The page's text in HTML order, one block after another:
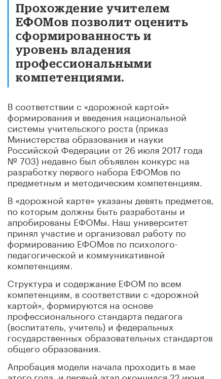
Прохождение учителем
ЕФОМов позволит оценить
сформированность и
уровень владения
профессиональными
компетенциями.
В соответствии с «дорожной картой»
формирования и введения национальной
системы учительского роста (приказ
Министерства образования и науки
Российской Федерации от 26 июля 2017 года
№ 703) недавно был объявлен конкурс на
разработку первого набора ЕФОМов по
предметным и методическим компетенциям.
В «дорожной карте» указаны девять предметов,
по которым должны быть разработаны и
апробированы ЕФОМы. Наш университет
принял участие и организовал работу по
формированию ЕФОМов по психолого-
педагогической и коммуникативной
компетенциям.
Структура и содержание ЕФОМ по всем
компетенциям, в соответствии с «дорожной
картой», формируются на основе
профессионального стандарта педагога
(воспитатель, учитель) и федеральных
государственных образовательных стандартов
общего образования.
Апробация модели начала проходить в мае
этого года, и первый этап окончился 22 июня.